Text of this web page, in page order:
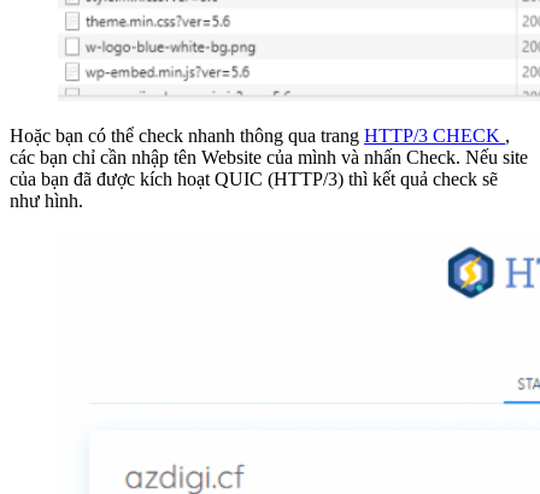
Hoặc bạn có thể check nhanh thông qua trang HTTP/3 CHECK ,
các bạn chỉ cần nhập tên Website của mình và nhấn Check. Nếu site
của bạn đã được kích hoạt QUIC (HTTP/3) thì kết quả check sẽ
như hình.